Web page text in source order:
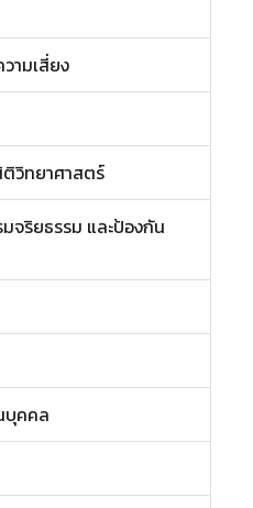
ามเสี่ยง
วิทยาศาสตร์
ริยธรรม และป้องกัน
บุคคล